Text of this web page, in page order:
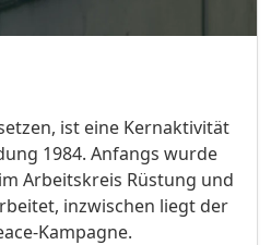
ist eine Kernaktivität
1984. Anfangs wurde
Arbeitskreis Rüstung und
inzwischen liegt der
Kampagne.